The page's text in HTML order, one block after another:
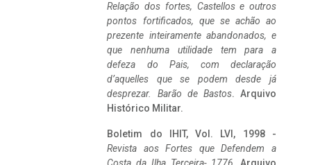
Relação dos fortes, Castellos e outros
pontos fortificados, que se achão ao
prezente inteiramente abandonados, e
que nenhuma utilidade tem para a
defeza do Pais, com declaração
d’aquelles que se podem desde já
desprezar. Barão de Bastos. Arquivo
Histórico Militar.
Boletim do IHIT, Vol. LVI, 1998 -
Revista aos Fortes que Defendem a